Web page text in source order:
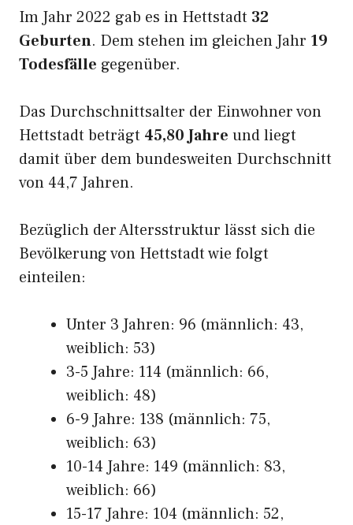
Im Jahr 2022 gab es in Hettstadt 32
Geburten. Dem stehen im gleichen Jahr 19
Todesfälle gegenüber.
Das Durchschnittsalter der Einwohner von
Hettstadt beträgt 45,80 Jahre und liegt
damit über dem bundesweiten Durchschnitt
von 44,7 Jahren.
Bezüglich der Altersstruktur lässt sich die
Bevölkerung von Hettstadt wie folgt
einteilen:
Unter 3 Jahren: 96 (männlich: 43,
weiblich: 53)
3-5 Jahre: 114 (männlich: 66,
weiblich: 48)
6-9 Jahre: 138 (männlich: 75,
weiblich: 63)
10-14 Jahre: 149 (männlich: 83,
weiblich: 66)
15-17 Jahre: 104 (männlich: 52,